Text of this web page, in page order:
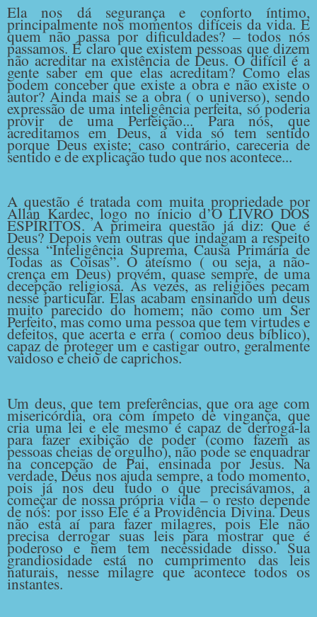
Ela nos dá segurança e conforto íntimo,
principalmente nos momentos difíceis da vida. E
quem não passa por dificuldades? – todos nós
passamos. É claro que existem pessoas que dizem
não acreditar na existência de Deus. O difícil é a
gente saber em que elas acreditam? Como elas
podem conceber que existe a obra e não existe o
autor? Ainda mais se a obra ( o universo), sendo
expressão de uma inteligência perfeita, só poderia
provir de uma Perfeição... Para nós, que
acreditamos em Deus, a vida só tem sentido
porque Deus existe; caso contrário, careceria de
sentido e de explicação tudo que nos acontece...
A questão é tratada com muita propriedade por
Allan Kardec, logo no ínicio d’O LIVRO DOS
ESPÍRITOS. A primeira questão já diz: Que é
Deus? Depois vem outras que indagam a respeito
dessa “Inteligência Suprema, Causa Primária de
Todas as Coisas”. O ateísmo ( ou seja, a não-
crença em Deus) provém, quase sempre, de uma
decepção religiosa. Às vezes, as religiões pecam
nesse particular. Elas acabam ensinando um deus
muito parecido do homem; não como um Ser
Perfeito, mas como uma pessoa que tem virtudes e
defeitos, que acerta e erra ( comoo deus bíblico),
capaz de proteger um e castigar outro, geralmente
vaidoso e cheio de caprichos.
Um deus, que tem preferências, que ora age com
misericórdia, ora com ímpeto de vingança, que
cria uma lei e ele mesmo é capaz de derrogá-la
para fazer exibição de poder (como fazem as
pessoas cheias de orgulho), não pode se enquadrar
na concepção de Pai, ensinada por Jesus. Na
verdade, Deus nos ajuda sempre, a todo momento,
pois já nos deu tudo o que precisávamos, a
começar de nossa própria vida – o resto depende
de nós: por isso Ele é a Providência Divina. Deus
não esta aí para fazer milagres, pois Ele não
precisa derrogar suas leis para mostrar que é
poderoso e nem tem necessidade disso. Sua
grandiosidade está no cumprimento das leis
naturais, nesse milagre que acontece todos os
instantes.